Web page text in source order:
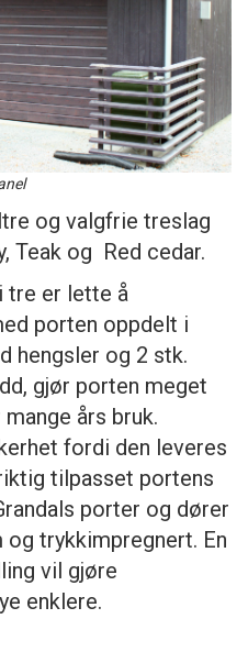
og valgfrie treslag
Teak og Red cedar.
tre er lette å
porten oppdelt i
hengsler og 2 stk.
gjør porten meget
års bruk.
fordi den leveres
tilpasset portens
porter og dører
og trykkimpregnert. En
vil gjøre
enklere.